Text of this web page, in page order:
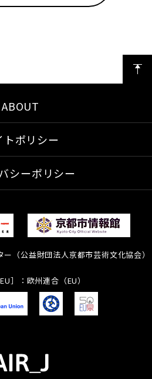
ABOUT
トポリシー
シーポリシー
（公益財団法人京都市芸術文化協会）
］：欧州連合（EU）